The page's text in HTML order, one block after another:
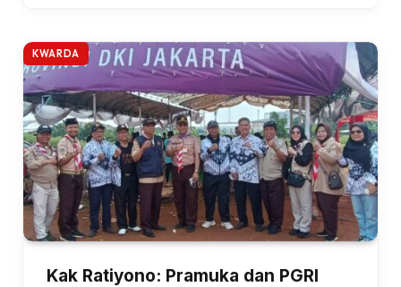
KWARDA
Kak Ratiyono: Pramuka dan PGRI